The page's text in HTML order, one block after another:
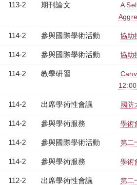
113-2 期刊論文
A
114-2 參與國際學術活動 協助
114-2 參與國際學術活動 協助
114-2 教學研習
114-2 出席學術性會議 國防
114-2 參與學術服務 學術
114-2 參與國際學術活動 第二
114-2 參與學術服務 學術
112-2 出席學術性會議 第二